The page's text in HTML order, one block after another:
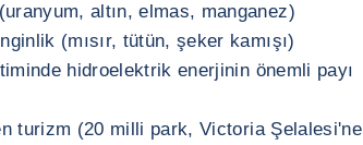
altın, elmas, manganez)
(mısır, tütün, şeker kamışı)
hidroelektrik enerjinin önemli payı
turizm (20 milli park, Victoria Şelalesi'ne